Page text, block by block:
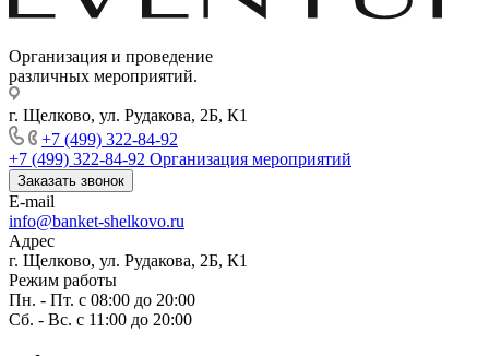
Организация и проведение
различных мероприятий.
г. Щелково, ул. Рудакова, 2Б, К1
+7 (499) 322-84-92
+7 (499) 322-84-92 Организация мероприятий
Заказать звонок
E-mail
info@banket-shelkovo.ru
Адрес
г. Щелково, ул. Рудакова, 2Б, К1
Режим работы
Пн. - Пт. с 08:00 до 20:00
Сб. - Вс. с 11:00 до 20:00